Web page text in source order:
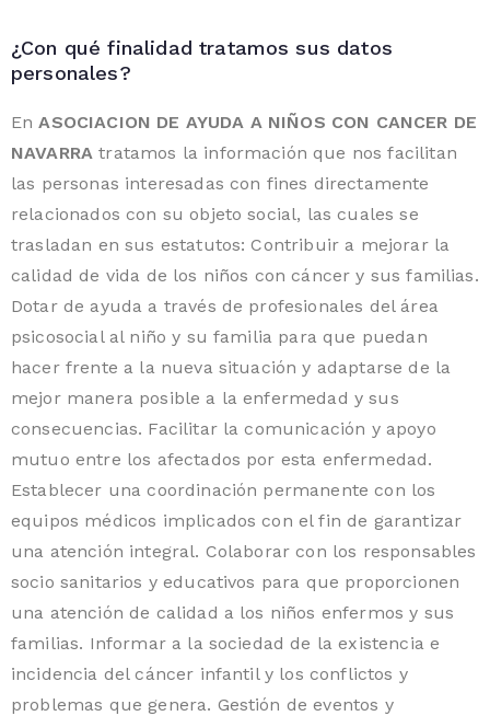
¿Con qué finalidad tratamos sus datos
personales?
EnASOCIACION DE AYUDA A NIÑOS CON CANCER DE
NAVARRAtratamos la información que nos facilitan
las personas interesadas con fines directamente
relacionados con su objeto social, las cuales se
trasladan en sus estatutos: Contribuir a mejorar la
calidad de vida de los niños con cáncer y sus familias.
Dotar de ayuda a través de profesionales del área
psicosocial al niño y su familia para que puedan
hacer frente a la nueva situación y adaptarse de la
mejor manera posible a la enfermedad y sus
consecuencias. Facilitar la comunicación y apoyo
mutuo entre los afectados por esta enfermedad.
Establecer una coordinación permanente con los
equipos médicos implicados con el fin de garantizar
una atención integral. Colaborar con los responsables
socio sanitarios y educativos para que proporcionen
una atención de calidad a los niños enfermos y sus
familias. Informar a la sociedad de la existencia e
incidencia del cáncer infantil y los conflictos y
problemas que genera. Gestión de eventos y